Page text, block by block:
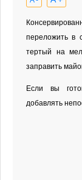
переложить в
тертый на
заправить
Если вы
добавлять